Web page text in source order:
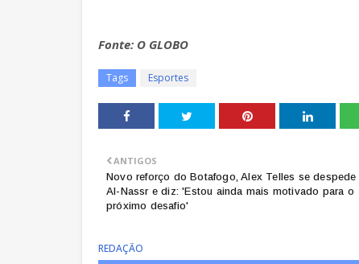
Fonte: O GLOBO
Tags Esportes
ANTIGOS
Novo reforço do Botafogo, Alex Telles se despede
Al-Nassr e diz: 'Estou ainda mais motivado para o
próximo desafio'
REDAÇÃO